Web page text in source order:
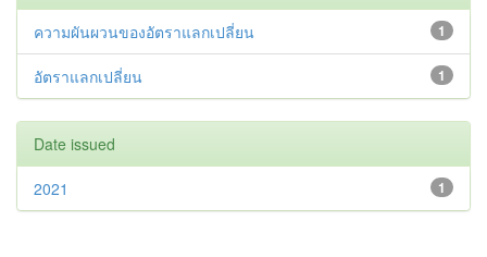
1
ความผันผวนของอัตราแลกเปลี่ยน
1
อัตราแลกเปลี่ยน
Date issued
1
2021